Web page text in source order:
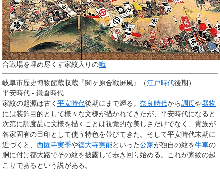
合戦場を埋め尽くす家紋入りの幟
岐阜市歴史博物館蔵収蔵『関ヶ原合戦屏風』（江戸時代後期）
平安時代 - 鎌倉時代
家紋の起源は古く 平安時代後期にまで遡る。 奈良時代から調度や器物
には装飾目的として様々な文様が描かれてきたが、平安時代になると
次第に調度品に文様を描くことは視覚的な美しさだけでなく、 貴族が
各家固有の目印として使う特色を帯びてきた。そして平安時代末期に
近づくと、 西園寺実季や徳大寺実能といった公家が独自の紋を牛車の
胴に付け都大路でその紋を披露して歩き回り始める。これが家紋の起
こりであるという説がある。